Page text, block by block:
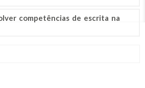
competências de escrita na